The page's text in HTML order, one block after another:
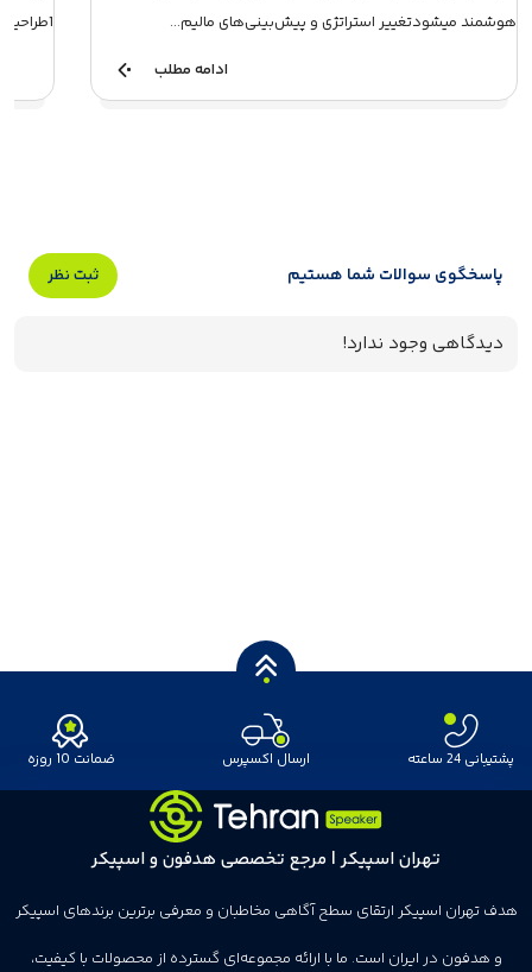
هوشمند میشودتغییر استراتژی و پیش‌بینی‌های مالیم...
ادامه مطلب
پاسخگوی سوالات شما هستیم ثبت نظر
دیدگاهی وجود ندارد!
پشتیبانی 24 ساعته ارسال اکسپرس ضمانت 10 روزه
تهران اسپیکر | مرجع تخصصی هدفون و اسپیکر
هدف تهران اسپیکر ارتقای سطح آگاهی مخاطبان و معرفی برترین برندهای اسپیکر
و هدفون در ایران است. ما با ارائه مجموعه‌ای گسترده از محصولات با کیفیت،